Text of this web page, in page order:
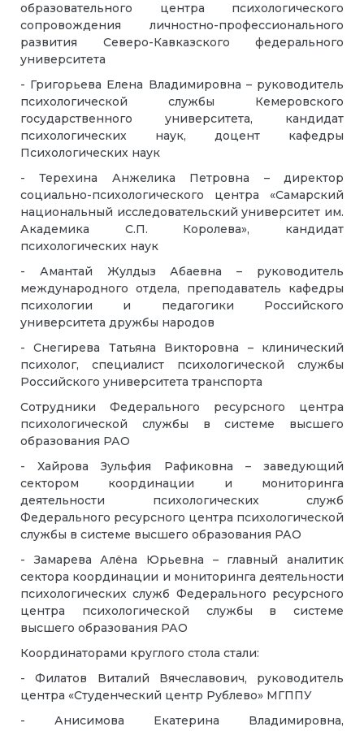
образовательного центра психологического
сопровождения личностно-профессионального
развития Северо-Кавказского федерального
университета
- Григорьева Елена Владимировна – руководитель
психологической службы Кемеровского
государственного университета, кандидат
психологических наук, доцент кафедры
Психологических наук
- Терехина Анжелика Петровна – директор
социально-психологического центра «Самарский
национальный исследовательский университет им.
Академика С.П. Королева», кандидат
психологических наук
- Амантай Жулдыз Абаевна – руководитель
международного отдела, преподаватель кафедры
психологии и педагогики Российского
университета дружбы народов
- Снегирева Татьяна Викторовна – клинический
психолог, специалист психологической службы
Российского университета транспорта
Сотрудники Федерального ресурсного центра
психологической службы в системе высшего
образования РАО
- Хайрова Зульфия Рафиковна – заведующий
сектором координации и мониторинга
деятельности психологических служб
Федерального ресурсного центра психологической
службы в системе высшего образования РАО
- Замарева Алёна Юрьевна – главный аналитик
сектора координации и мониторинга деятельности
психологических служб Федерального ресурсного
центра психологической службы в системе
высшего образования РАО
Координаторами круглого стола стали:
- Филатов Виталий Вячеславович, руководитель
центра «Студенческий центр Рублево» МГППУ
- Анисимова Екатерина Владимировна,